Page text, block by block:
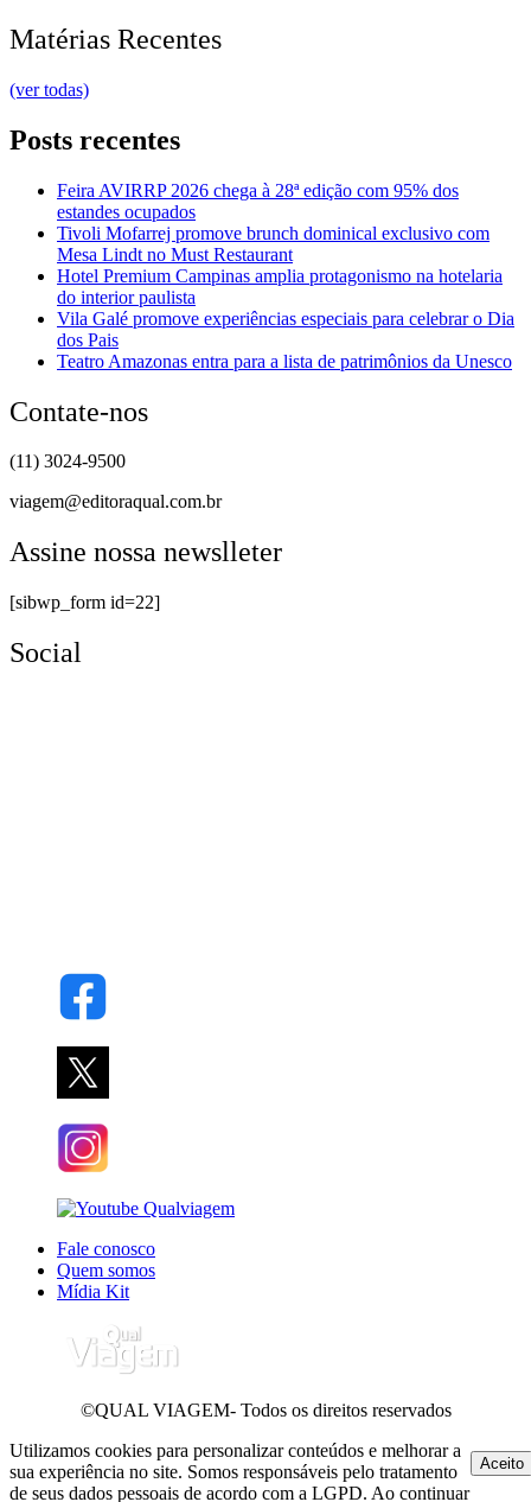
Matérias Recentes
(ver todas)
Posts recentes
Feira AVIRRP 2026 chega à 28ª edição com 95% dos
estandes ocupados
Tivoli Mofarrej promove brunch dominical exclusivo com
Mesa Lindt no Must Restaurant
Hotel Premium Campinas amplia protagonismo na hotelaria
do interior paulista
Vila Galé promove experiências especiais para celebrar o Dia
dos Pais
Teatro Amazonas entra para a lista de patrimônios da Unesco
Contate-nos
(11) 3024-9500
viagem@editoraqual.com.br
Assine nossa newslleter
[sibwp_form id=22]
Social
Fale conosco
Quem somos
Mídia Kit
©QUAL VIAGEM- Todos os direitos reservados
Utilizamos cookies para personalizar conteúdos e melhorar a
sua experiência no site. Somos responsáveis pelo tratamento
de seus dados pessoais de acordo com a LGPD. Ao continuar
Aceito